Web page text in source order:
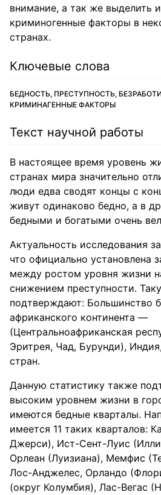
внимание, а так же выделить
криминогенные факторы в
странах.
Ключевые слова
БЕДНОСТЬ, ПРЕСТУПНОСТЬ,
КРИМИНАГЕННЫЕ ФАКТОРЫ
Текст научной работы
В настоящее время уровень
странах мира значительно
люди едва сводят концы с
живут одинаково бедно, а в
бедными и богатыми очень
Актуальность исследования
что официально установлена
между ростом уровня жизни
снижением преступности.
подтверждают: Большинство
африканского континента —
(Центральноафриканская
Эритрея, Чад, Бурунди),
стран.
Данную статистику также
высоким уровнем жизни в
имеются бедные кварталы.
имеется 11 таких кварталов:
Джерси), Ист-Сент-Луис
Орлеан (Луизиана), Мемфис
Лос-Анджелес, Орландо
(округ Колумбия), Лас-Вегас